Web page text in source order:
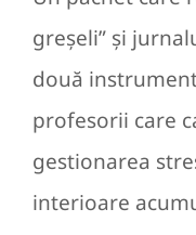
fost:
150 lei.
120
greșeli” și
două
profesorii care
gestionarea
interioare